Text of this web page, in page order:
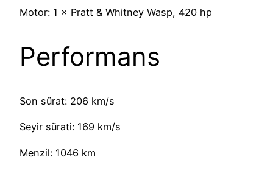
Motor: 1 × Pratt & Whitney Wasp, 420 hp
Performans
Son sürat: 206 km/s
Seyir sürati: 169 km/s
Menzil: 1046 km